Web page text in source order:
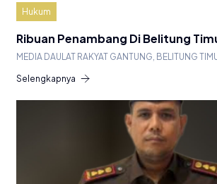
Hukum
Ribuan Penambang Di Belitung
MEDIA DAULAT RAKYAT GANTUNG, BELITUNG
Selengkapnya